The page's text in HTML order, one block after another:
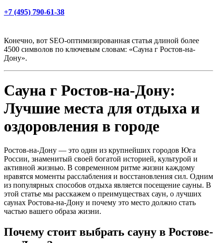
+7 (495) 790-61-38
Конечно, вот SEO-оптимизированная статья длиной более
4500 символов по ключевым словам: «Сауна г Ростов-на-
Дону».
Сауна г Ростов-на-Дону:
Лучшие места для отдыха и
оздоровления в городе
Ростов-на-Дону — это один из крупнейших городов Юга
России, знаменитый своей богатой историей, культурой и
активной жизнью. В современном ритме жизни каждому
нравятся моменты расслабления и восстановления сил. Одним
из популярных способов отдыха является посещение сауны. В
этой статье мы расскажем о преимуществах саун, о лучших
саунах Ростова-на-Дону и почему это место должно стать
частью вашего образа жизни.
Почему стоит выбрать сауну в Ростове-